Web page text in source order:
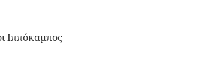
Ιππόκαμπος